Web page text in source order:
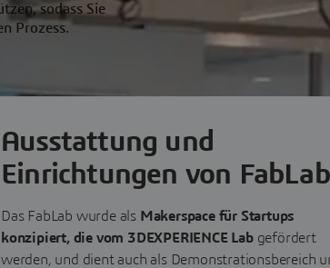
sodass Sie
Prozess.
Ausstattung und
Einrichtungen von
Das FabLab wurde als Makerspace für Startups
konzipiert, die vom 3DEXPERIENCE Labgefördert
werden, und dient auch als Demonstrationsbereich